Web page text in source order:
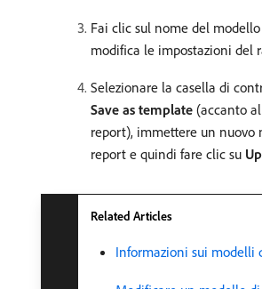
Fai clic sul nome del modello
modifica le impostazioni del
Selezionare la casella di
Save as template (accanto
report), immettere un nuovo
report e quindi fare clic su
Related Articles
Informazioni sui modelli